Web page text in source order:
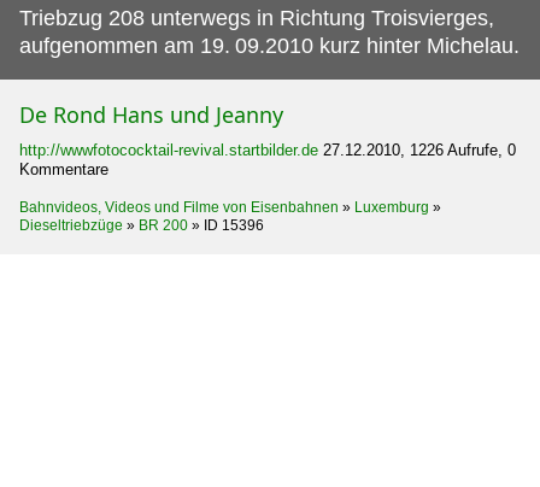
Triebzug 208 unterwegs in Richtung Troisvierges,
aufgenommen am 19. 09.2010 kurz hinter Michelau.
De Rond Hans und Jeanny
http://wwwfotococktail-revival.startbilder.de 27.12.2010, 1226 Aufrufe, 0
Kommentare
Bahnvideos, Videos und Filme von Eisenbahnen » Luxemburg »
Dieseltriebzüge » BR 200 » ID 15396